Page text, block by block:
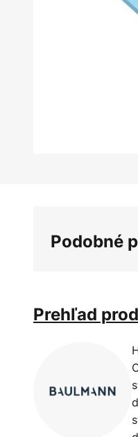
obrázkov
Podobné
Prehľad